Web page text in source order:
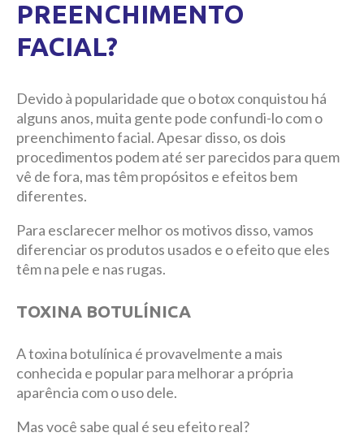
PREENCHIMENTO
FACIAL?
Devido à popularidade que o botox conquistou há
alguns anos, muita gente pode confundi-lo com o
preenchimento facial. Apesar disso, os dois
procedimentos podem até ser parecidos para quem
vê de fora, mas têm propósitos e efeitos bem
diferentes.
Para esclarecer melhor os motivos disso, vamos
diferenciar os produtos usados e o efeito que eles
têm na pele e nas rugas.
TOXINA BOTULÍNICA
A toxina botulínica é provavelmente a mais
conhecida e popular para melhorar a própria
aparência com o uso dele.
Mas você sabe qual é seu efeito real?